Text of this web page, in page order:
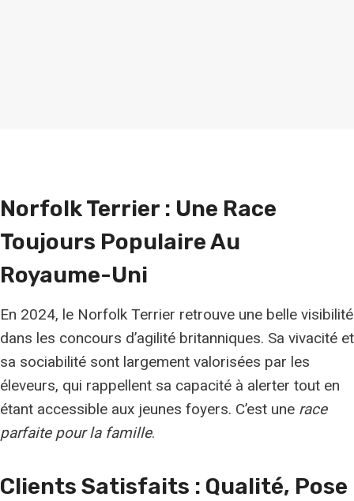
Norfolk Terrier : Une Race
Toujours Populaire Au
Royaume-Uni
En 2024, le Norfolk Terrier retrouve une belle visibilité
dans les concours d’agilité britanniques. Sa vivacité et
sa sociabilité sont largement valorisées par les
éleveurs, qui rappellent sa capacité à alerter tout en
étant accessible aux jeunes foyers. C’est une race
parfaite pour la famille.
Clients Satisfaits : Qualité, Pose